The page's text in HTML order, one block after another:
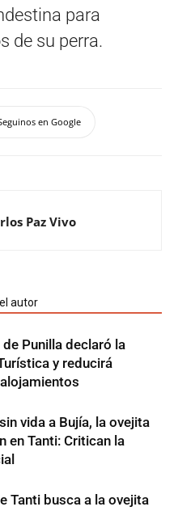
para
de su perra.
en Google
Paz Vivo
autor
Punilla declaró la
y reducirá
vida a Bujía, la ovejita
en Tanti: Critican la
Tanti busca a la ovejita